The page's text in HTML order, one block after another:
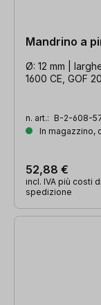
Mandrino a
Ø: 12 mm |
1600 CE, GOF
n. art.: B-2-608-
In magazzino,
52,88 €
incl. IVA più costi di
spedizione